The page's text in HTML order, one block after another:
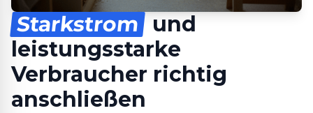
Starkstrom
und
leistungsstarke
Verbraucher richtig
anschließen